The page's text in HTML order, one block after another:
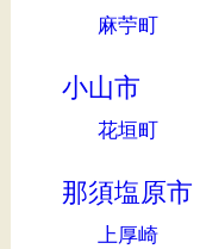
麻苧町
小山市
花垣町
那須塩原市
上厚崎